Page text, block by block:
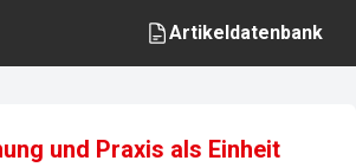
Artikeldatenbank
und Praxis als Einheit